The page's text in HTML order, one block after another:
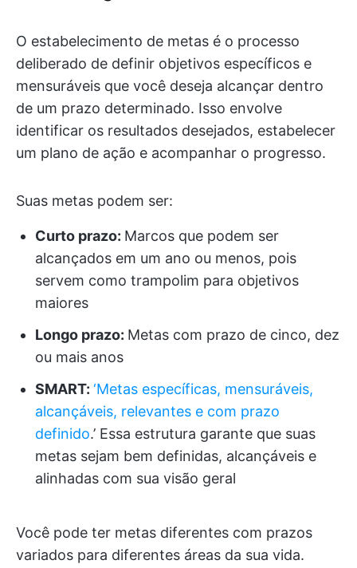
O estabelecimento de metas é o processo
deliberado de definir objetivos específicos e
mensuráveis que você deseja alcançar dentro
de um prazo determinado. Isso envolve
identificar os resultados desejados, estabelecer
um plano de ação e acompanhar o progresso.
Suas metas podem ser:
Curto prazo: Marcos que podem ser
alcançados em um ano ou menos, pois
servem como trampolim para objetivos
maiores
Longo prazo: Metas com prazo de cinco, dez
ou mais anos
SMART: ‘Metas específicas, mensuráveis,
alcançáveis, relevantes e com prazo
definido.’ Essa estrutura garante que suas
metas sejam bem definidas, alcançáveis e
alinhadas com sua visão geral
Você pode ter metas diferentes com prazos
variados para diferentes áreas da sua vida.